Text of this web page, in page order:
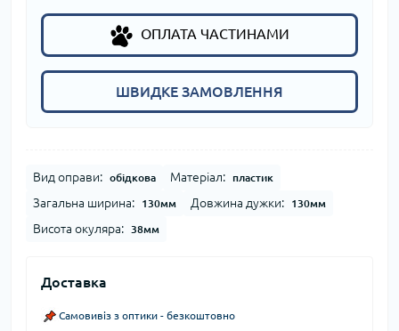
ОПЛАТА ЧАСТИНАМИ
ШВИДКЕ ЗАМОВЛЕННЯ
Вид оправи: обідкова Матеріал: пластик
Загальна ширина: 130мм Довжина дужки: 130мм
Висота окуляра: 38мм
Доставка
Самовивіз з оптики - безкоштовно